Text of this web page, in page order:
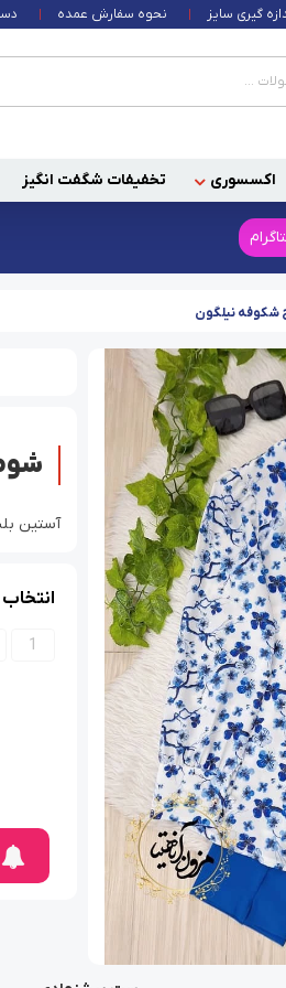
گیری سایز نحوه سفارش عمده
اکسسوری تخفیفات شگفت انگیز
شکوفه نیلگون
آستین
1